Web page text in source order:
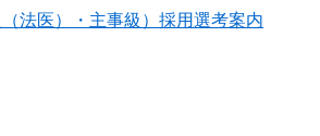
法医）・主事級）採用選考案内